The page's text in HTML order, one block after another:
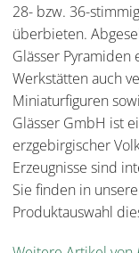
28- bzw. 36-
überbieten.
Glässer Pyramiden
Werkstätten auch
Miniaturfiguren
Glässer GmbH ist
erzgebirgischer
Erzeugnisse sind
Sie finden in
Produktauswahl